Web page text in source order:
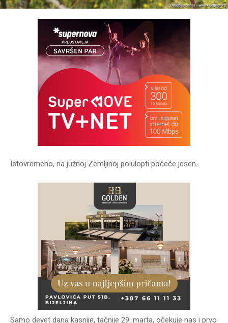
Istovremeno, na južnoj Zemljinoj polulopti počeće jesen.
Samo devet dana kasnije, tačnije 29. marta, očekuje nas i prvo